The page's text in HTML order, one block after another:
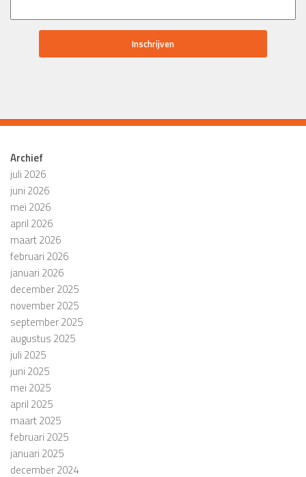
Archief
juli 2026
juni 2026
mei 2026
april 2026
maart 2026
februari 2026
januari 2026
december 2025
november 2025
september 2025
augustus 2025
juli 2025
juni 2025
mei 2025
april 2025
maart 2025
februari 2025
januari 2025
december 2024